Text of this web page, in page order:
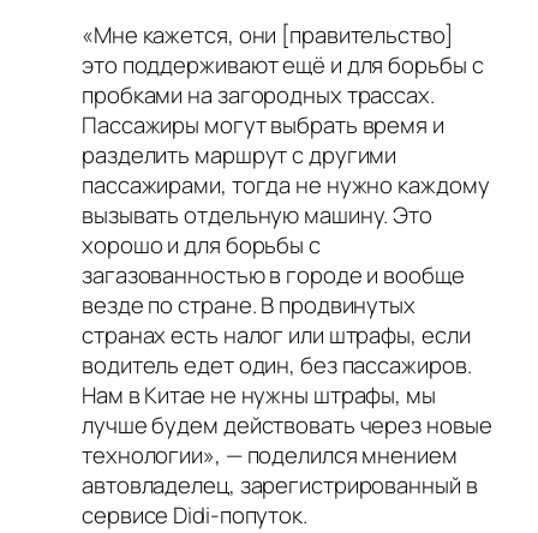
«Мне кажется, они [правительство]
это поддерживают ещё и для борьбы с
пробками на загородных трассах.
Пассажиры могут выбрать время и
разделить маршрут с другими
пассажирами, тогда не нужно каждому
вызывать отдельную машину. Это
хорошо и для борьбы с
загазованностью в городе и вообще
везде по стране. В продвинутых
странах есть налог или штрафы, если
водитель едет один, без пассажиров.
Нам в Китае не нужны штрафы, мы
лучше будем действовать через новые
технологии», — поделился мнением
автовладелец, зарегистрированный в
сервисе Didi-попуток.